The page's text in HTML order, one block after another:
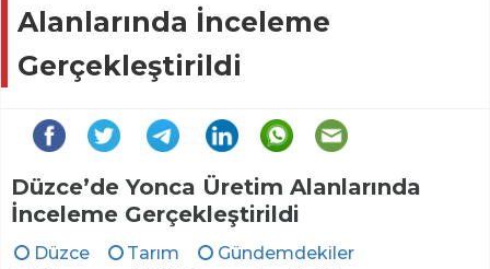
Alanlarında İnceleme
Gerçekleştirildi
Düzce’de Yonca Üretim Alanlarında
İnceleme Gerçekleştirildi
Düzce Tarım
Gündemdekiler